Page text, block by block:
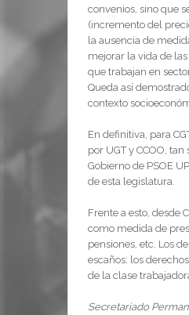
convenios, sino que
(incremento del
la ausencia de
mejorar la vida de
que trabajan en
Queda así
contexto
En definitiva, para
por UGT y CCOO,
Gobierno de PSOE
de esta legislatura.
Frente a esto, desde
como medida de
pensiones, etc. Los
escaños: los
de la clase
Secretariado